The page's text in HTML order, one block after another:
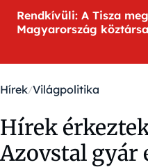
Rendkívüli: A Tisza
Magyarország
Hírek Világpolitika
Hírek
Azovstal gyár